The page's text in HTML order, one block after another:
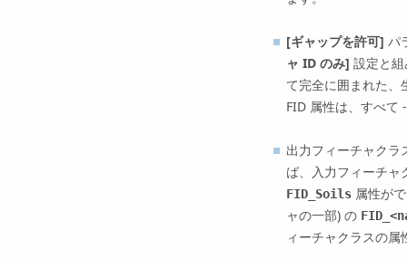
[ギャップを許可] パ
ャ ID のみ] 設定と
て完全に囲まれた、
FID 属性は、すべて
出力フィーチャク
ば、入力フィーチ
FID_Soils属性がで
ャの一部) の
ィーチャクラスの